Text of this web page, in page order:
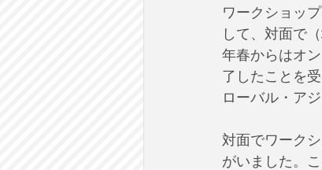
ワークショッ
して、対面で
年春からはオ
了したことを
ローバル・ア
対面でワーク
がいました。